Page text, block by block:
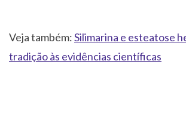
Veja também:Silimarina e esteatose
tradição às evidências científicas